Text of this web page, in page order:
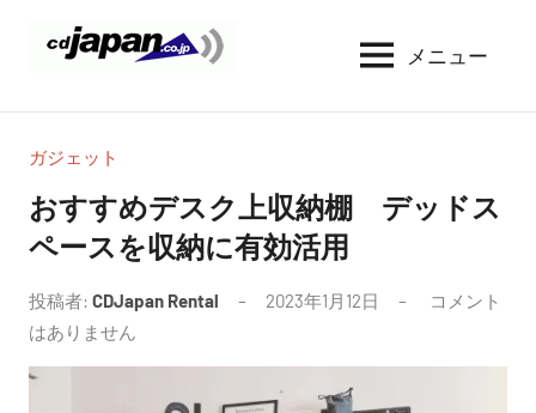
ン
CDJapan
Rental
レ
ン
タ
ル
情
報
考
メニュー
ガジェット
おすすめデスク上収納棚 デッドス
ペースを収納に有効活用
投稿者: CDJapan Rental 2023年1月12日
コメント
はありません